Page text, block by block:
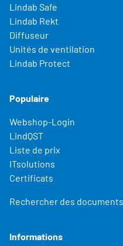
Lindab Safe
Lindab Rekt
Diffuseur
Unités de ventilation
Lindab Protect
Populaire
Webshop-Login
LindQST
Liste de prix
ITsolutions
Certificats
Rechercher des documents
Informations